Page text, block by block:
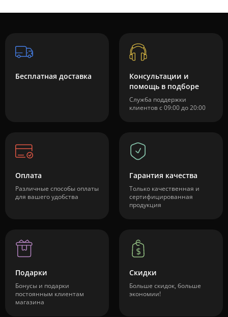
Бесплатная доставка
Консультации и
помощь в подборе
Служба поддержки
клиентов с 09:00 до 20:00
Оплата
Различные способы оплаты
для вашего удобства
Гарантия качества
Только качественная и
сертифицированная
продукция
Подарки
Бонусы и подарки
постоянным клиентам
магазина
Скидки
Больше скидок, больше
экономии!